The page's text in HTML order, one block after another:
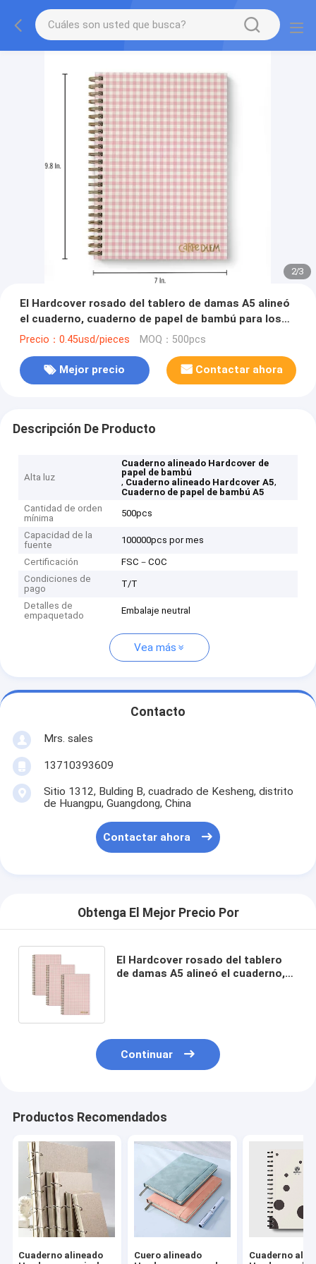
2/3
El Hardcover rosado del tablero de damas A5 alineó
el cuaderno, cuaderno de papel de bambú para los
estudiantes
Precio：0.45usd/pieces MOQ：500pcs
Mejor precio Contactar ahora
Descripción De Producto
Alta luz
Cuaderno alineado Hardcover de
papel de bambú
, Cuaderno alineado Hardcover A5,
Cuaderno de papel de bambú A5
Cantidad de orden
mínima
500pcs
Capacidad de la
fuente
100000pcs por mes
Certificación
FSC－COC
Condiciones de
pago
T/T
Detalles de
empaquetado
Embalaje neutral
Vea más
Contacto
Mrs. sales
13710393609
Sitio 1312, Bulding B, cuadrado de Kesheng, distrito
de Huangpu, Guangdong, China
Contactar ahora
Obtenga El Mejor Precio Por
El Hardcover rosado del tablero
de damas A5 alineó el cuaderno,
Continuar
Productos Recomendados
Cuaderno alineado
Cuero alineado
Cuaderno